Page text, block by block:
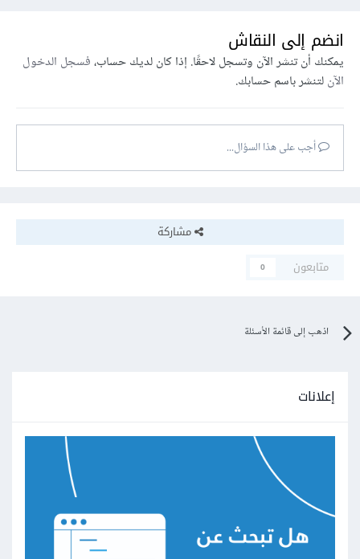
انضم إلى النقاش
يمكنك أن تنشر الآن وتسجل لاحقًا. إذا كان لديك حساب،فسجل الدخول
الآنلتنشر باسم حسابك.
أجب على هذا السؤال...
مشاركة
متابعون
0
اذهب إلى قائمة الأسئلة
إعلانات